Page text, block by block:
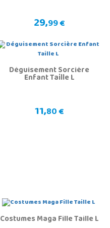
29,99 €
Déguisement Sorcière
Enfant Taille L
11,80 €
Costumes Maga Fille Taille L